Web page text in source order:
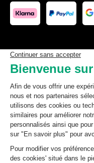
Les données affichées ici,
complète, ne doivent pas
données ou la base de
exploiter, ni de les rendre
préalable de TecDoc.
droits d’auteur et fera
odocar2026©
CGV Particuliers
CGV Professionnels